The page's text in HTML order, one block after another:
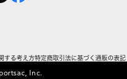
する考え方特定商取引法に基づく通販の表記
Inc.